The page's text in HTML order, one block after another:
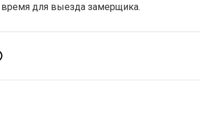
для выезда замерщика.